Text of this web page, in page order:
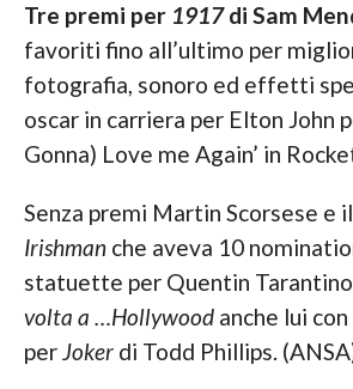
Tre premi per 1917di Sam
favoriti fino all’ultimo per
fotografia, sonoro ed effetti
oscar in carriera per Elton John
Gonna) Love me Again’ in
Senza premi Martin Scorsese e
Irishmanche aveva 10
statuette per Quentin
volta a …Hollywoodanche lui con
perJokerdi Todd Phillips.